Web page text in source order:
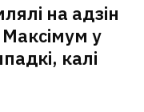
на адзін
у
калі